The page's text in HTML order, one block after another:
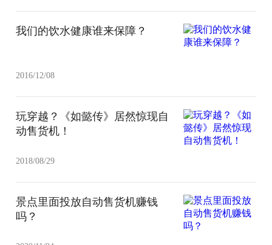
我们的饮水健康谁来保障？
2016/12/08
玩穿越？《如懿传》居然惊现自
动售货机！
2018/08/29
景点里面投放自动售货机赚钱
吗？